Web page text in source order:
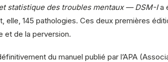
statistique des troubles mentaux — DSM-Ia
elle, 145 pathologies. Ces deux premières
et de la perversion.
du manuel publié par l’APA